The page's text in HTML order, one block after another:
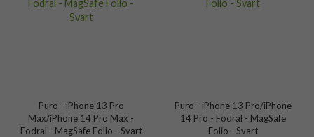
Puro - iPhone 13 Pro
Max/iPhone 14 Pro Max -
Fodral - MagSafe Folio - Svart
Puro - iPhone 13 Pro/iPhone
14 Pro - Fodral - MagSafe
Folio - Svart